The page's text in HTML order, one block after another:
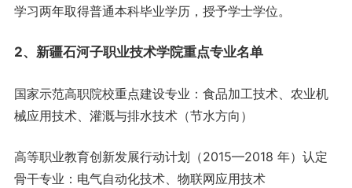
学习两年取得普通本科毕业学历，授予学士学位。
2、新疆石河子职业技术学院重点专业名单
国家示范高职院校重点建设专业：食品加工技术、农业机
械应用技术、灌溉与排水技术（节水方向）
高等职业教育创新发展行动计划（2015—2018 年）认定
骨干专业：电气自动化技术、物联网应用技术